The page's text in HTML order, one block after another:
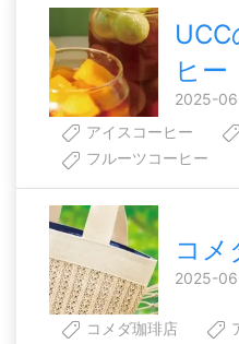
ヒー
2025-
アイスコーヒー
フルーツコーヒー
コメ
2025-
コメダ珈琲店